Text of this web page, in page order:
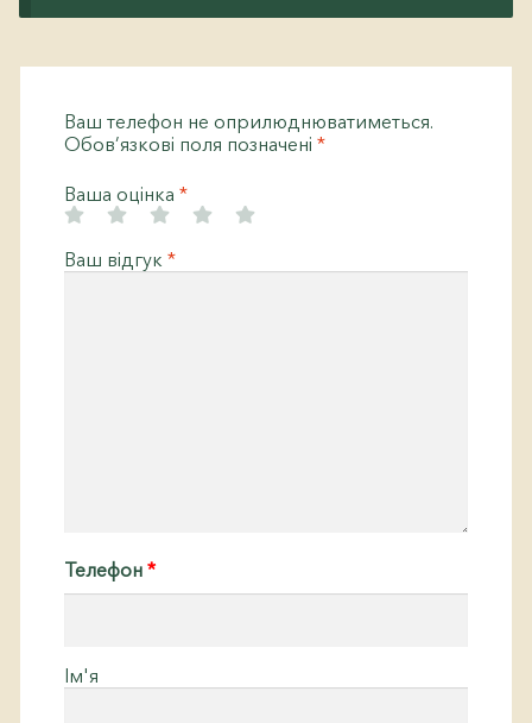
Ваш телефон не оприлюднюватиметься.
Обов’язкові поля позначені *
Ваша оцінка *
Ваш відгук *
Телефон *
Ім'я